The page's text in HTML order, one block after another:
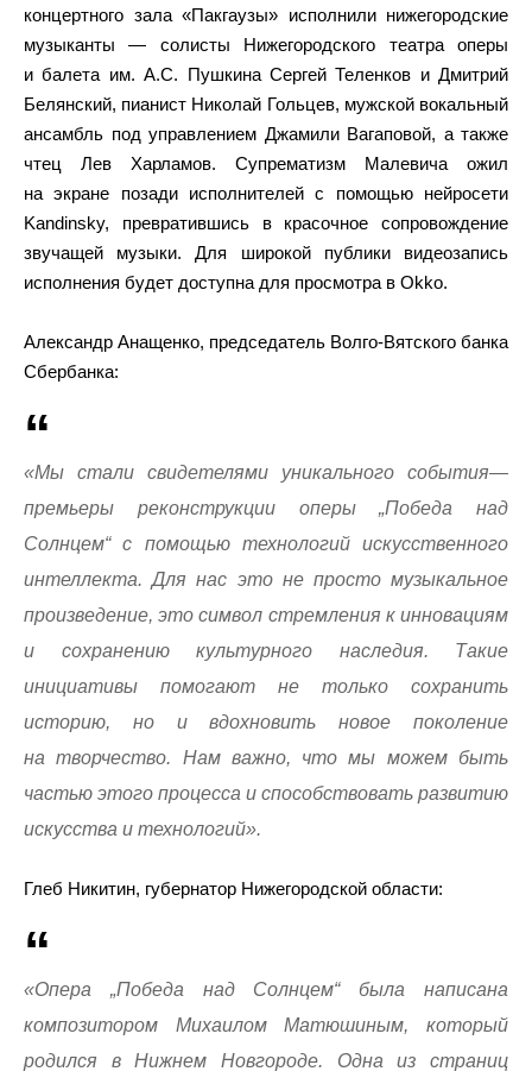
концертного зала «Пакгаузы» исполнили нижегородские
музыканты — солисты Нижегородского театра оперы
и балета им. А.С. Пушкина Сергей Теленков и Дмитрий
Белянский, пианист Николай Гольцев, мужской вокальный
ансамбль под управлением Джамили Вагаповой, а также
чтец Лев Харламов. Супрематизм Малевича ожил
на экране позади исполнителей с помощью нейросети
Kandinsky, превратившись в красочное сопровождение
звучащей музыки. Для широкой публики видеозапись
исполнения будет доступна для просмотра в Okko.
Александр Анащенко, председатель Волго-Вятского банка
Сбербанка:
«Мы стали свидетелями уникального события—
премьеры реконструкции оперы „Победа над
Солнцем“ с помощью технологий искусственного
интеллекта. Для нас это не просто музыкальное
произведение, это символ стремления к инновациям
и сохранению культурного наследия. Такие
инициативы помогают не только сохранить
историю, но и вдохновить новое поколение
на творчество. Нам важно, что мы можем быть
частью этого процесса и способствовать развитию
искусства и технологий».
Глеб Никитин, губернатор Нижегородской области:
«Опера „Победа над Солнцем“ была написана
композитором Михаилом Матюшиным, который
родился в Нижнем Новгороде. Одна из страниц